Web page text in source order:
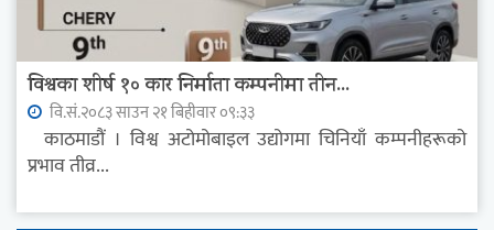
विश्वका शीर्ष १० कार निर्माता कम्पनीमा तीन...
वि.सं.२०८३ साउन २१ बिहीवार ०९:३३
काठमाडौं । विश्व अटोमोबाइल उद्योगमा चिनियाँ कम्पनीहरूको
प्रभाव तीव्र...